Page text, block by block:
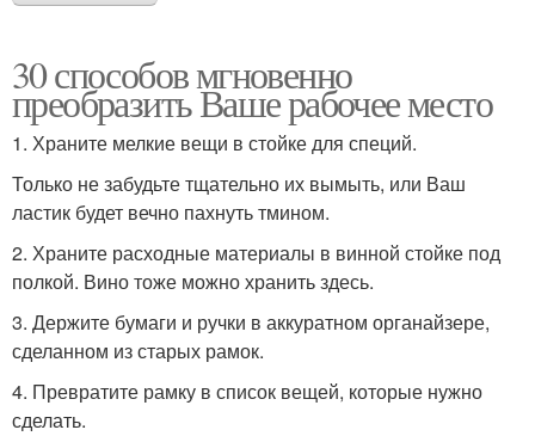
30 способов мгновенно
преобразить Ваше рабочее место
1. Храните мелкие вещи в стойке для специй.
Только не забудьте тщательно их вымыть, или Ваш
ластик будет вечно пахнуть тмином.
2. Храните расходные материалы в винной стойке под
полкой. Вино тоже можно хранить здесь.
3. Держите бумаги и ручки в аккуратном органайзере,
сделанном из старых рамок.
4. Превратите рамку в список вещей, которые нужно
сделать.